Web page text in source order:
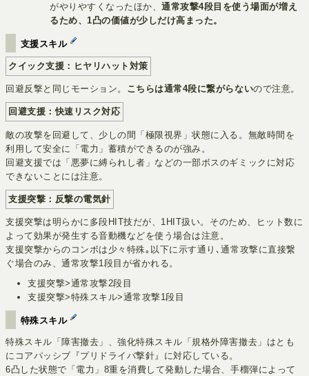
がやりやすくなったほか、通常攻撃4段目を使う場面が増え
るため、1凸の価値が少しだけ高まった。
支援スキル
クイック支援：ヒヤリハット対策
回避反撃と同じモーション。 こちらは通常4段に繋がらないので注意。
回避支援：快速リスク対応
敵の攻撃を回避して、少しの間「極限視界」状態に入る。無敵時間を
利用して安全に「電力」蓄積ができるのが強み。
回避支援では「悪夢に縛られし者」などの一部ボスのギミックに対応
できないことには注意。
支援突撃：反撃の電気針
支援突撃は明らかに多段HIT技だが、1HIT扱い。そのため、ヒット数に
よって効果が発生する音動機などを使う場合は注意。
支援突撃からのコンボは少々特殊｡以下に示す通り､通常攻撃に直接繋
ぐ場合のみ、通常攻撃1段目が省かれる。
支援突撃>通常攻撃2段目
支援突撃>特殊スキル>通常攻撃1段目
特殊スキル
特殊スキル「障害撤去」、強化特殊スキル「規格外障害撤去」はとも
にコアパッシブ『プリドライバ撃針』に対応している。
6凸した状態で「電力」8重を消費して発動した場合、手榴弾によって